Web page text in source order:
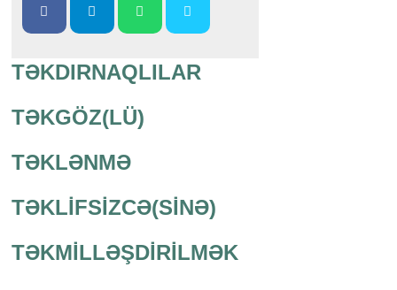
TƏKDIRNAQLILAR
TƏKGÖZ(LÜ)
TƏKLƏNMƏ
TƏKLİFSİZCƏ(SİNƏ)
TƏKMİLLƏŞDİRİLMƏK